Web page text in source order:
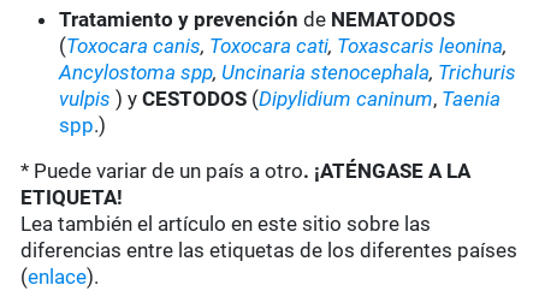
Tratamiento y prevenciónde NEMATODOS
(Toxocara canis, Toxocara cati, Toxascaris leonina,
Ancylostoma spp, Uncinaria stenocephala, Trichuris
vulpis ) yCESTODOS (Dipylidium caninum, Taenia
spp.)
* Puede variar de un país a otro. ¡ATÉNGASE A LA
ETIQUETA!
Lea también el artículo en este sitio sobre las
diferencias entre las etiquetas de los diferentes países
(enlace).